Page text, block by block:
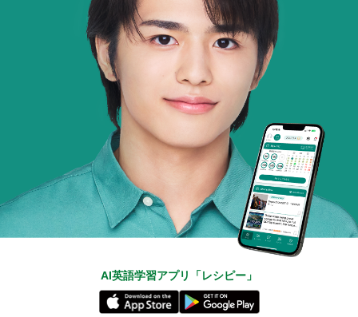
AI英語学習アプリ「レシピー」